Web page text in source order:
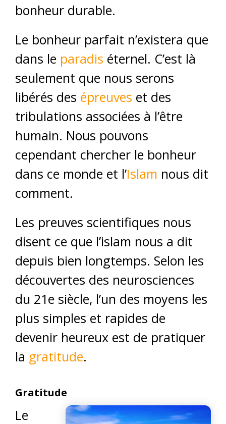
bonheur durable.
Le bonheur parfait n’existera que
dans le paradis éternel. C’est là
seulement que nous serons
libérés des épreuves et des
tribulations associées à l’être
humain. Nous pouvons
cependant chercher le bonheur
dans ce monde et l’Islam nous dit
comment.
Les preuves scientifiques nous
disent ce que l’islam nous a dit
depuis bien longtemps. Selon les
découvertes des neurosciences
du 21e siècle, l’un des moyens les
plus simples et rapides de
devenir heureux est de pratiquer
la gratitude.
Gratitude
Le